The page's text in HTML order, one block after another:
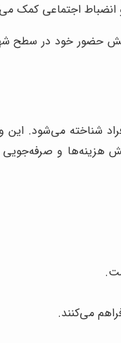
انضباط اجتماعی کمک
حضور خود در سطح
شناخته می‌شود. این
هزینه‌ها و صرفه‌جویی
می‌کنند.